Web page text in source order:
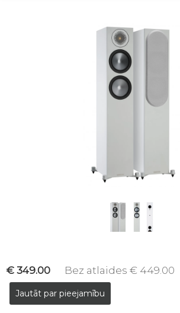
€ 349.00 Bez atlaides € 449.00